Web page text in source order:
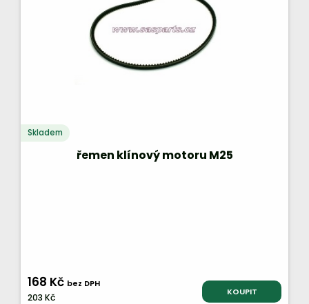
Skladem
řemen klínový motoru M25
168 Kč bez DPH
203 Kč KOUPIT